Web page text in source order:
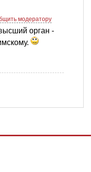
модератору
орган -